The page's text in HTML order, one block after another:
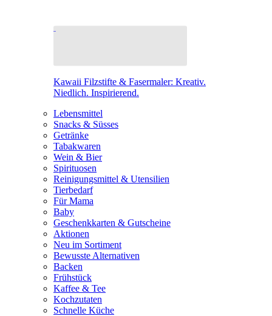
Kawaii Filzstifte & Fasermaler: Kreativ.
Niedlich. Inspirierend.
Lebensmittel
Snacks & Süsses
Getränke
Tabakwaren
Wein & Bier
Spirituosen
Reinigungsmittel & Utensilien
Tierbedarf
Für Mama
Baby
Geschenkkarten & Gutscheine
Aktionen
Neu im Sortiment
Bewusste Alternativen
Backen
Frühstück
Kaffee & Tee
Kochzutaten
Schnelle Küche